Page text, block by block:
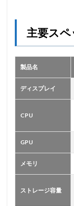
主要スペ
製品名
ディスプレイ
CPU
GPU
メモリ
ストレージ容量